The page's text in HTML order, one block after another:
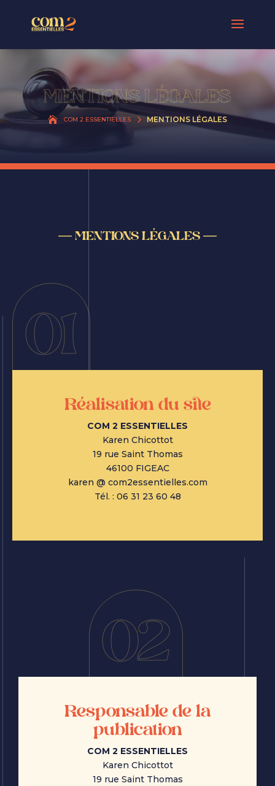
MENTIONS LÉGALES
COM 2 ESSENTIELLES 5 MENTIONS LÉGALES
— MENTIONS LÉGALES —
01
Réalisation du site
COM 2 ESSENTIELLES
Karen Chicottot
19 rue Saint Thomas
46100 FIGEAC
karen @ com2essentielles.com
Tél. : 06 31 23 60 48
02
Responsable de la
publication
COM 2 ESSENTIELLES
Karen Chicottot
19 rue Saint Thomas